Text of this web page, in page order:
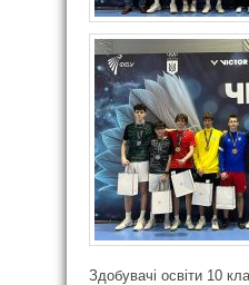
Здобувачі освіти 10